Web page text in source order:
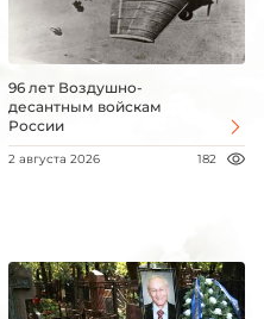
96 лет Воздушно-
десантным войскам
России
2 августа 2026 182